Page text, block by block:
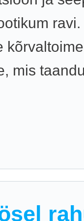
ravi.
mis